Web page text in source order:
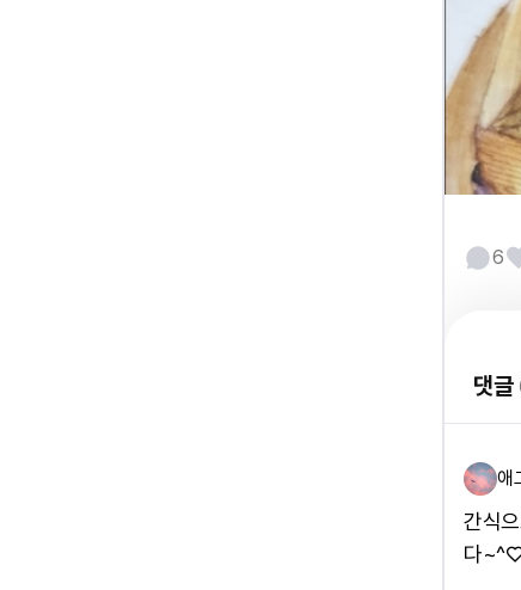
6
댓글
애
간식
다